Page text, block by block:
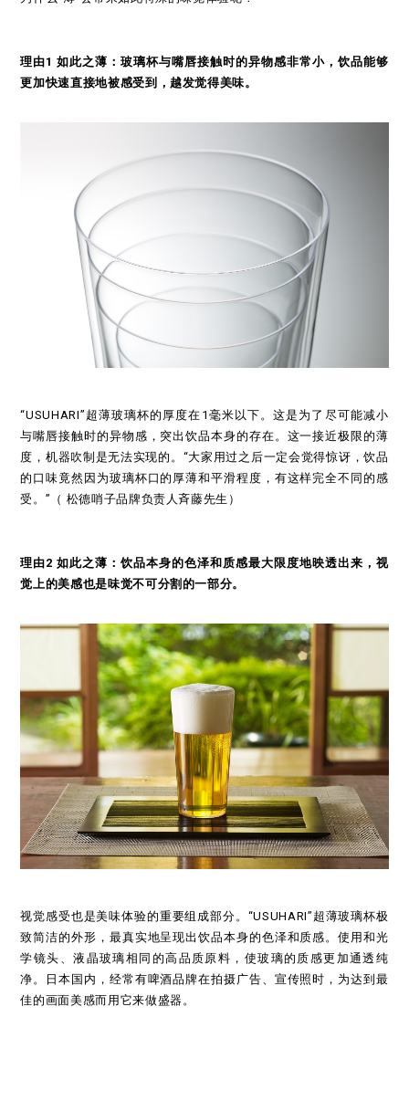
理由1 如此之薄：玻璃杯与嘴唇接触时的异物感非常小，饮品能够
更加快速直接地被感受到，越发觉得美味。
“USUHARI”超薄玻璃杯的厚度在1毫米以下。这是为了尽可能减小
与嘴唇接触时的异物感，突出饮品本身的存在。这一接近极限的薄
度，机器吹制是无法实现的。“大家用过之后一定会觉得惊讶，饮品
的口味竟然因为玻璃杯口的厚薄和平滑程度，有这样完全不同的感
受。”（ 松德哨子品牌负责人斉藤先生）
理由2 如此之薄：饮品本身的色泽和质感最大限度地映透出来，视
觉上的美感也是味觉不可分割的一部分。
视觉感受也是美味体验的重要组成部分。“USUHARI”超薄玻璃杯极
致简洁的外形，最真实地呈现出饮品本身的色泽和质感。使用和光
学镜头、液晶玻璃相同的高品质原料，使玻璃的质感更加通透纯
净。日本国内，经常有啤酒品牌在拍摄广告、宣传照时，为达到最
佳的画面美感而用它来做盛器。